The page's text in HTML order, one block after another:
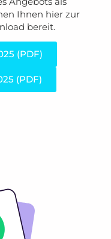
Ihnen hier zur
bereit.
(PDF)
(PDF)